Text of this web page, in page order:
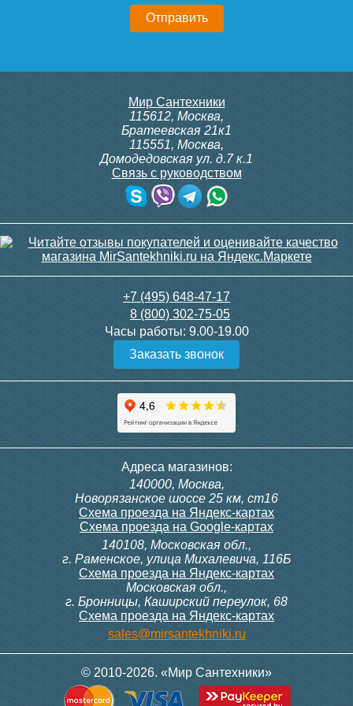
Конвектор ITT.080.200.1300
с решеткой GRILL.SGA-20-
30 665
Конвектор ITT.080.200.1300
с решеткой GRILL.SGA-20-
1300 brown
Конвектор ITT.080.200.1300
с решеткой GRILL.SGW-20-
Конвектор ITT.080.200.1000
с решеткой GRILL.SGW-20-
Конвектор ITT.080.200.1000
с решеткой GRILL.SGW-20-
Конвектор ITT.080.200.900 с
решеткой GRILL.SGA-20-
20 750
Контроллер Siemens RDG
расписание, упр.с пульта)
28 000
Подробнее
ИК пульт управления
Siemens IRA 211
Подробнее
3 950
11, 230В (механ.)
6 000
Мир Сантехники
115612, Москва,
Братеевская 21к1
115551, Москва,
Домодедовская ул. д.7 к.1
Связь с руководством
+7 (495) 648-47-17
8 (800) 302-75-05
Часы работы: 9.00-19.00
Заказать звонок
Адреса магазинов:
140000, Москва,
Новорязанское шоссе 25 км, ст16
Схема проезда на Яндекс-картах
Схема проезда на Google-картах
140108, Московская обл.,
г. Раменское, улица Михалевича, 116Б
Схема проезда на Яндекс-картах
Московская обл.,
г. Бронницы, Каширский переулок, 68
Схема проезда на Яндекс-картах
sales@mirsantekhniki.ru
© 2010-2026. «Мир Сантехники»